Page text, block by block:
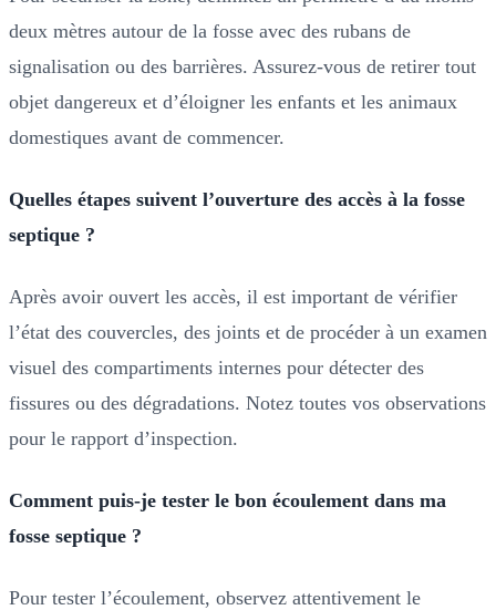
deux mètres autour de la fosse avec des rubans de
signalisation ou des barrières. Assurez-vous de retirer tout
objet dangereux et d’éloigner les enfants et les animaux
domestiques avant de commencer.
Quelles étapes suivent l’ouverture des accès à la fosse
septique ?
Après avoir ouvert les accès, il est important de vérifier
l’état des couvercles, des joints et de procéder à un examen
visuel des compartiments internes pour détecter des
fissures ou des dégradations. Notez toutes vos observations
pour le rapport d’inspection.
Comment puis-je tester le bon écoulement dans ma
fosse septique ?
Pour tester l’écoulement, observez attentivement le